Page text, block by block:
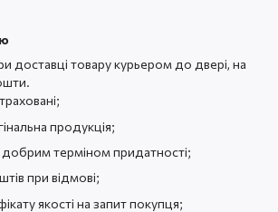
доставці товару курьером до двері, на
продукція;
добрим терміном придатності;
при відмові;
якості на запит покупця;